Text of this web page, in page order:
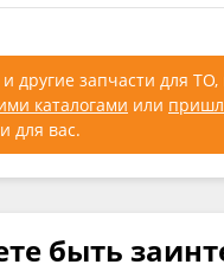
другие запчасти для ТО,
каталогами или
для вас.
быть